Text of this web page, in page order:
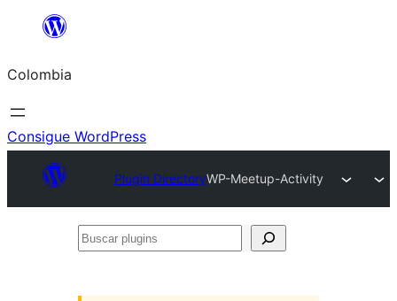
Saltar
contenido
Colombia
Consigue WordPress
Plugin DirectoryWP-Meetup-Activity
Buscar